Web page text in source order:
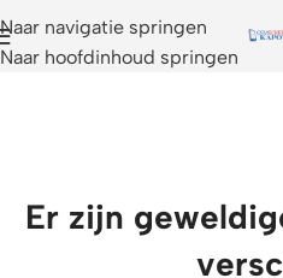
Naar navigatie springen
Naar hoofdinhoud springen
Er zijn